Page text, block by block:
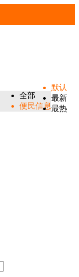
全部
便民信息
默认
最新
最热